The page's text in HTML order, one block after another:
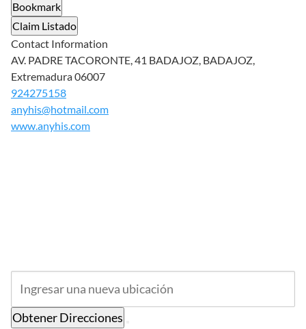
Bookmark
Claim Listado
Contact Information
AV. PADRE TACORONTE, 41 BADAJOZ, BADAJOZ,
Extremadura 06007
924275158
anyhis@hotmail.com
www.anyhis.com
Obtener Direcciones